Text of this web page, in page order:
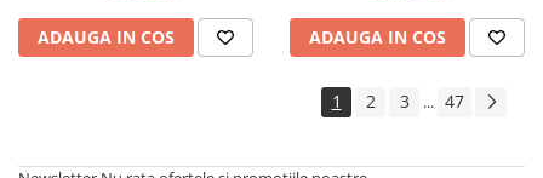
ADAUGA IN COS ADAUGA IN COS
1 2 3 ... 47